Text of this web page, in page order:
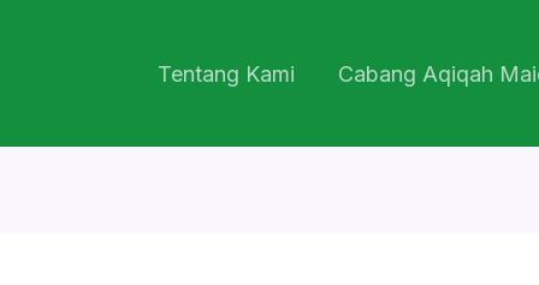
Tentang Kami Cabang Aqiqah